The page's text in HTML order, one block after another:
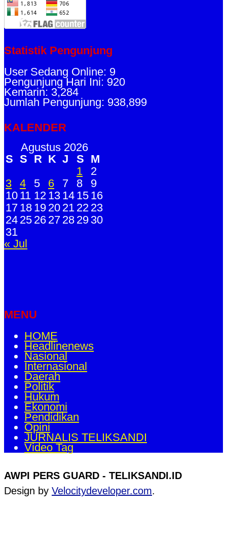
Statistik Pengunjung
User Sedang Online: 9
Pengunjung Hari Ini: 920
Kemarin: 3,284
Jumlah Pengunjung: 938,899
KALENDER
Agustus 2026
S S R K J S M
1
2
3
4 5 6 7 8
9
10 11 12 13 14 15 16
17 18 19 20 21 22 23
24 25 26 27 28 29 30
31
« Jul
MENU
HOME
Headlinenews
Nasional
Internasional
Daerah
Politik
Hukum
Ekonomi
Pendidikan
Opini
JURNALIS TELIKSANDI
Video Tag
AWPI PERS GUARD - TELIKSANDI.ID
Design by Velocitydeveloper.com.